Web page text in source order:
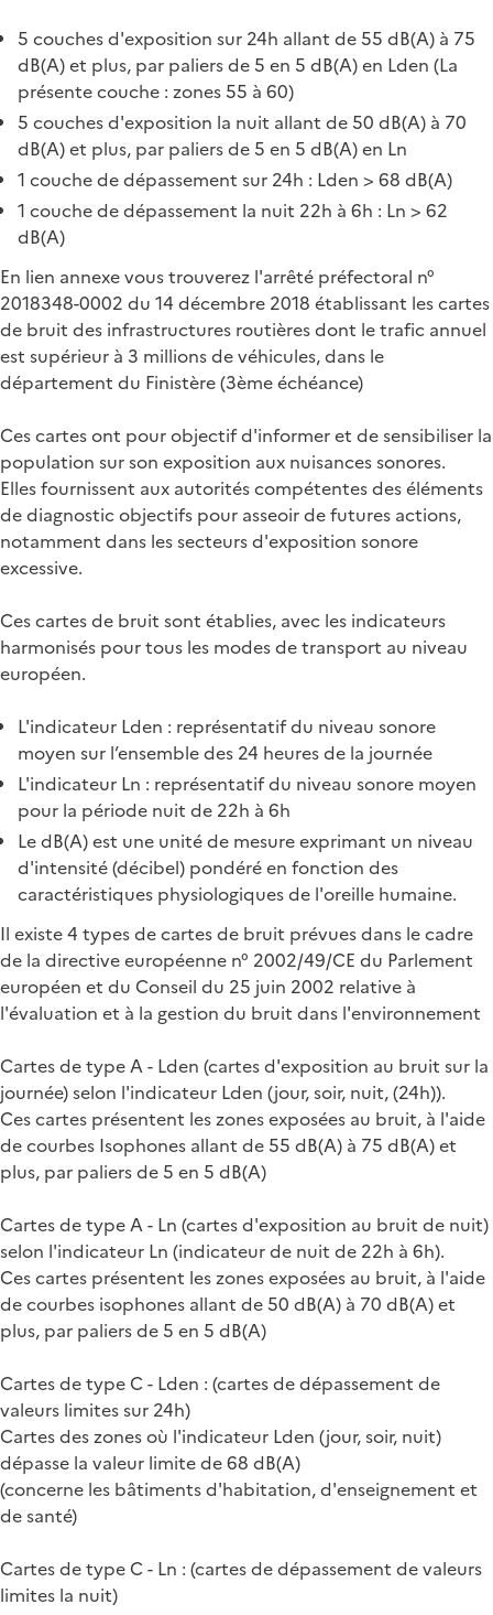
5 couches d'exposition sur 24h allant de 55 dB(A) à 75
dB(A) et plus, par paliers de 5 en 5 dB(A) en Lden (La
présente couche : zones 55 à 60)
5 couches d'exposition la nuit allant de 50 dB(A) à 70
dB(A) et plus, par paliers de 5 en 5 dB(A) en Ln
1 couche de dépassement sur 24h : Lden > 68 dB(A)
1 couche de dépassement la nuit 22h à 6h : Ln > 62
dB(A)
En lien annexe vous trouverez l'arrêté préfectoral n°
2018348-0002 du 14 décembre 2018 établissant les cartes
de bruit des infrastructures routières dont le trafic annuel
est supérieur à 3 millions de véhicules, dans le
département du Finistère (3ème échéance)
Ces cartes ont pour objectif d'informer et de sensibiliser la
population sur son exposition aux nuisances sonores.
Elles fournissent aux autorités compétentes des éléments
de diagnostic objectifs pour asseoir de futures actions,
notamment dans les secteurs d'exposition sonore
excessive.
Ces cartes de bruit sont établies, avec les indicateurs
harmonisés pour tous les modes de transport au niveau
européen.
L'indicateur Lden : représentatif du niveau sonore
moyen sur l’ensemble des 24 heures de la journée
L'indicateur Ln : représentatif du niveau sonore moyen
pour la période nuit de 22h à 6h
Le dB(A) est une unité de mesure exprimant un niveau
d'intensité (décibel) pondéré en fonction des
caractéristiques physiologiques de l'oreille humaine.
Il existe 4 types de cartes de bruit prévues dans le cadre
de la directive européenne n° 2002/49/CE du Parlement
européen et du Conseil du 25 juin 2002 relative à
l'évaluation et à la gestion du bruit dans l'environnement
Cartes de type A - Lden (cartes d'exposition au bruit sur la
journée) selon l'indicateur Lden (jour, soir, nuit, (24h)).
Ces cartes présentent les zones exposées au bruit, à l'aide
de courbes Isophones allant de 55 dB(A) à 75 dB(A) et
plus, par paliers de 5 en 5 dB(A)
Cartes de type A - Ln (cartes d'exposition au bruit de nuit)
selon l'indicateur Ln (indicateur de nuit de 22h à 6h).
Ces cartes présentent les zones exposées au bruit, à l'aide
de courbes isophones allant de 50 dB(A) à 70 dB(A) et
plus, par paliers de 5 en 5 dB(A)
Cartes de type C - Lden : (cartes de dépassement de
valeurs limites sur 24h)
Cartes des zones où l'indicateur Lden (jour, soir, nuit)
dépasse la valeur limite de 68 dB(A)
(concerne les bâtiments d'habitation, d'enseignement et
de santé)
Cartes de type C - Ln : (cartes de dépassement de valeurs
limites la nuit)